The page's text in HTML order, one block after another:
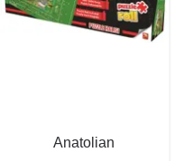
Anatolian